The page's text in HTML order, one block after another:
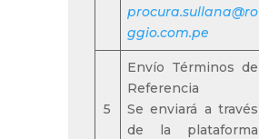
procura.sullana@ro
ggio.com.pe
5
Envío Términos de
Referencia
Se enviará a través
de la plataforma